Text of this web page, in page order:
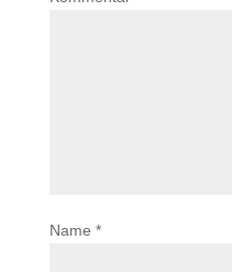
Name *